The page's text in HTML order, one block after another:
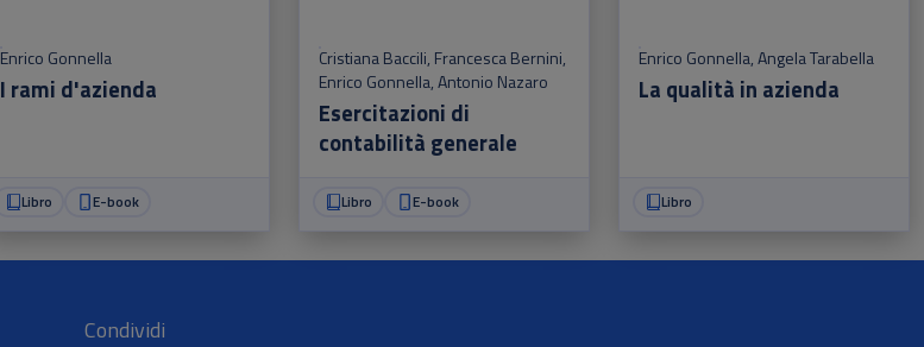
Enrico Gonnella
I rami d'azienda
Libro E-book
Cristiana Baccili, Francesca Bernini,
Enrico Gonnella,Antonio Nazaro
Esercitazioni di
contabilità generale
Libro E-book
Enrico Gonnella,Angela Tarabella
La qualità in azienda
Libro
Condividi